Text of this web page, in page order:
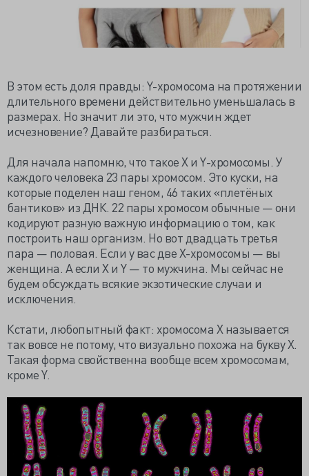
В этом есть доля правды: Y-хромосома на протяжении
длительного времени действительно уменьшалась в
размерах. Но значит ли это, что мужчин ждет
исчезновение? Давайте разбираться.
Для начала напомню, что такое X и Y-хромосомы. У
каждого человека 23 пары хромосом. Это куски, на
которые поделен наш геном, 46 таких «плетёных
бантиков» из ДНК. 22 пары хромосом обычные — они
кодируют разную важную информацию о том, как
построить наш организм. Но вот двадцать третья
пара — половая. Если у вас две Х-хромосомы — вы
женщина. А если X и Y — то мужчина. Мы сейчас не
будем обсуждать всякие экзотические случаи и
исключения.
Кстати, любопытный факт: хромосома X называется
так вовсе не потому, что визуально похожа на букву X.
Такая форма свойственна вообще всем хромосомам,
кроме Y.